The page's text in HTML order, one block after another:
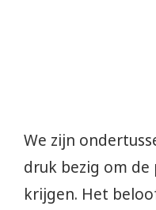
We zijn
druk bezig om
krijgen. Het